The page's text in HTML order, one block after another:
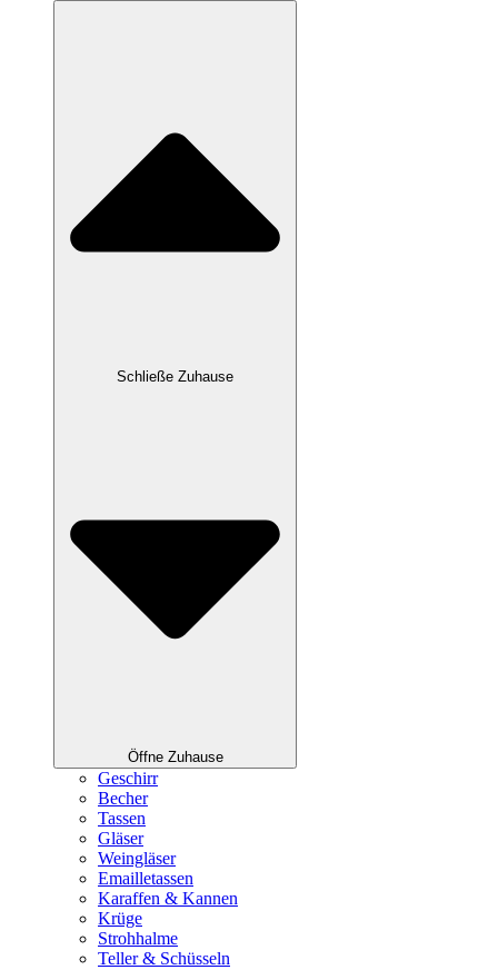
Schließe Zuhause
Öffne Zuhause
Geschirr
Becher
Tassen
Gläser
Weingläser
Emailletassen
Karaffen & Kannen
Krüge
Strohhalme
Teller & Schüsseln